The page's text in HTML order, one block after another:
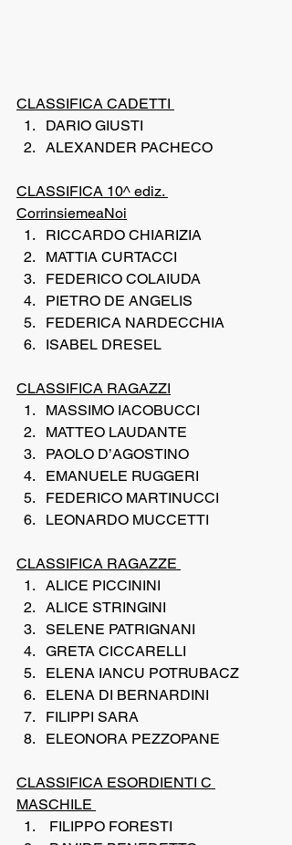
CLASSIFICA CADETTI
DARIO GIUSTI
ALEXANDER PACHECO
CLASSIFICA 10^ ediz.
CorrinsiemeaNoi
RICCARDO CHIARIZIA
MATTIA CURTACCI
FEDERICO COLAIUDA
PIETRO DE ANGELIS
FEDERICA NARDECCHIA
ISABEL DRESEL
CLASSIFICA RAGAZZI
MASSIMO IACOBUCCI
MATTEO LAUDANTE
PAOLO D’AGOSTINO
EMANUELE RUGGERI
FEDERICO MARTINUCCI
LEONARDO MUCCETTI
CLASSIFICA RAGAZZE
ALICE PICCININI
ALICE STRINGINI
SELENE PATRIGNANI
GRETA CICCARELLI
ELENA IANCU POTRUBACZ
ELENA DI BERNARDINI
FILIPPI SARA
ELEONORA PEZZOPANE
CLASSIFICA ESORDIENTI C
MASCHILE
FILIPPO FORESTI